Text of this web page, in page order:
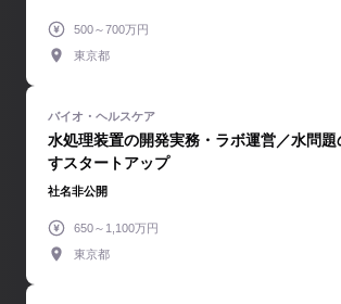
500～700万円
東京都
水処理装置の開発実務・ラボ運営／水問
すスタートアップ
社名非公開
650～1,100万円
東京都